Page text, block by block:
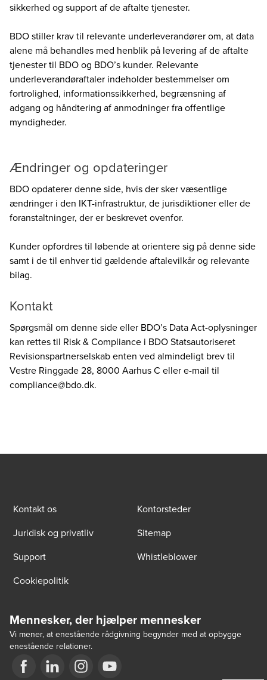
sikkerhed og support af de aftalte tjenester.
BDO stiller krav til relevante underleverandører om, at data
alene må behandles med henblik på levering af de aftalte
tjenester til BDO og BDO’s kunder. Relevante
underleverandøraftaler indeholder bestemmelser om
fortrolighed, informationssikkerhed, begrænsning af
adgang og håndtering af anmodninger fra offentlige
myndigheder.
Ændringer og opdateringer
BDO opdaterer denne side, hvis der sker væsentlige
ændringer i den IKT-infrastruktur, de jurisdiktioner eller de
foranstaltninger, der er beskrevet ovenfor.
Kunder opfordres til løbende at orientere sig på denne side
samt i de til enhver tid gældende aftalevilkår og relevante
bilag.
Kontakt
Spørgsmål om denne side eller BDO’s Data Act-oplysninger
kan rettes til Risk & Compliance i BDO Statsautoriseret
Revisionspartnerselskab enten ved almindeligt brev til
Vestre Ringgade 28, 8000 Aarhus C eller e-mail til
compliance@bdo.dk.
Kontakt os
Kontorsteder
Juridisk og privatliv
Sitemap
Support
Whistleblower
Cookiepolitik
Mennesker, der hjælper mennesker
Vi mener, at enestående rådgivning begynder med at opbygge
enestående relationer.